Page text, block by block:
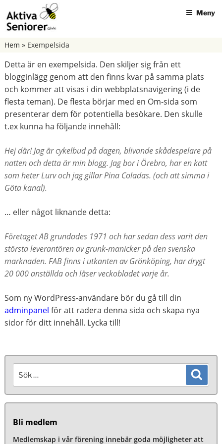
till
innehåll
AKTIVA SENIORER GÄVLE
Meny
Hem » Exempelsida
Detta är en exempelsida. Den skiljer sig från ett
blogginlägg genom att den finns kvar på samma plats
och kommer att visas i din webbplatsnavigering (i de
flesta teman). De flesta börjar med en Om-sida som
presenterar dem för potentiella besökare. Den skulle
t.ex kunna ha följande innehåll:
Hej där! Jag är cykelbud på dagen, blivande skådespelare på
natten och detta är min blogg. Jag bor i Örebro, har en katt
som heter Lurv och jag gillar Pina Coladas. (och att simma i
Göta kanal).
… eller något liknande detta:
Företaget AB grundades 1971 och har sedan dess varit den
största leverantören av grunk-manicker på den svenska
marknaden. FAB finns i utkanten av Grönköping, har drygt
20 000 anställda och läser veckobladet varje år.
Som ny WordPress-användare bör du gå till din
adminpanel för att radera denna sida och skapa nya
sidor för ditt innehåll. Lycka till!
efter:
Bli medlem
Medlemskap i vår förening innebär goda möjligheter att